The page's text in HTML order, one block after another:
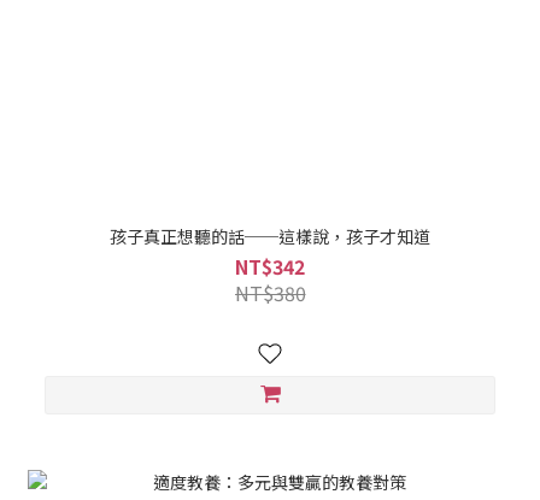
孩子真正想聽的話──這樣說，孩子才知道
NT$342
NT$380